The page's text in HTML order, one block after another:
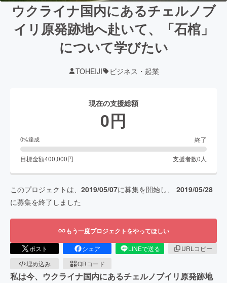
ウクライナ国内にあるチェルノブ
イリ原発跡地へ赴いて、「石棺」
について学びたい
TOHEIJI ビジネス・起業
現在の支援総額
0円
0%達成 終了
目標金額400,000円 支援者数0 人
このプロジェクトは、 2019/05/07に募集を開始し、 2019/05/28
に募集を終了しました
もう一度プロジェクトをやってほしい
ポスト シェア LINEで送る
URLコピー
埋め込み
QRコード
私は今、ウクライナ国内にあるチェルノブイリ原発跡地